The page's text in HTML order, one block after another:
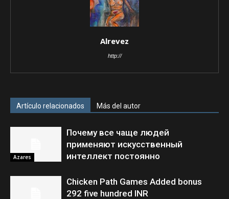
Alrevez
http://
Artículo relacionados Más del autor
Azares
Почему все чаще людей
применяют искусственный
интеллект постоянно
Chicken Path Games Added bonus
292 five hundred INR